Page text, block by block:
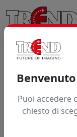
Articolo non
Puoi accedere
chiesto di